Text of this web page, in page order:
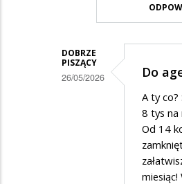
DOBRZE
PISZĄCY
26/05/2026 Do
A ty co?
8 tys na
Od 14
miesiąc!